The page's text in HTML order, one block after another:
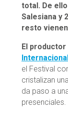
total. De
Salesiana y
resto vienen
El
el Festival
cristalizan
da paso a
presenciales.